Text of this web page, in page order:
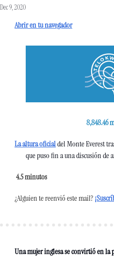
Dec 9, 2020
Abrir en tu navegador
8,848.46
La altura oficial del Monte Everest
que puso fin a una discusión de
4.5 minutos
¿Alguien te reenvió este mail?
Una mujer inglesa se convirtió en